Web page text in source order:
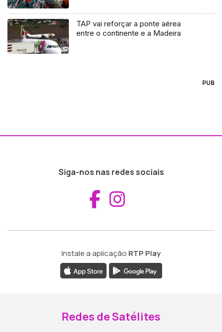
TAP vai reforçar a ponte aérea
entre o continente e a Madeira
PUB
Siga-nos nas redes sociais
Aceder ao
Instale a aplicação RTP Play
Redes de Satélites